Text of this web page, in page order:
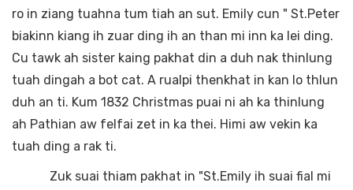
ro in ziang tuahna tum tiah an sut. Emily cun " St.Peter
biakinn kiang ih zuar ding ih an than mi inn ka lei ding.
Cu tawk ah sister kaing pakhat din a duh nak thinlung
tuah dingah a bot cat. A rualpi thenkhat in kan lo thlun
duh an ti. Kum 1832 Christmas puai ni ah ka thinlung
ah Pathian aw felfai zet in ka thei. Himi aw vekin ka
tuah ding a rak ti.
Zuk suai thiam pakhat in "St.Emily ih suai fial mi